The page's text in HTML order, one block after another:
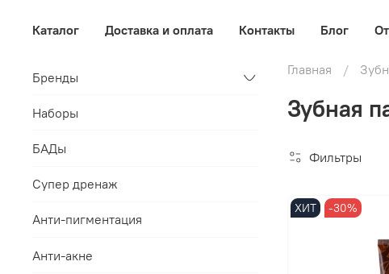
Каталог Доставка и оплата Контакты Блог
Главная
Зубная
Фильтры
ХИТ -30%
Бренды
Наборы
БАДы
Супер дренаж
Анти-пигментация
Анти-акне